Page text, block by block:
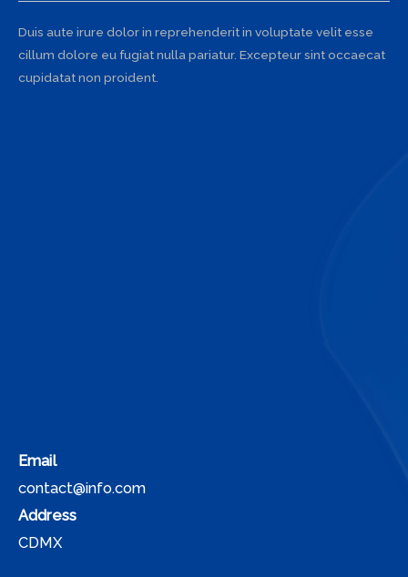
Duis aute irure dolor in reprehenderit in voluptate velit esse
cillum dolore eu fugiat nulla pariatur. Excepteur sint occaecat
cupidatat non proident.
Email
contact@info.com
Address
CDMX